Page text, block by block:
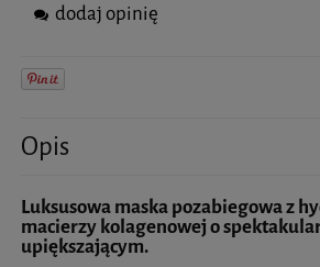
dodaj opinię
Opis
Luksusowa maska pozabiegowa z
macierzy kolagenowej o
upiększającym.